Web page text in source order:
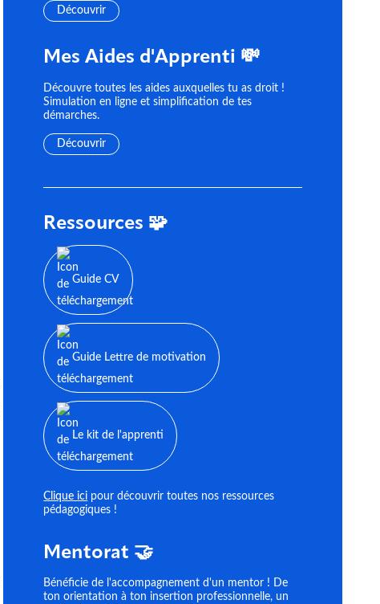
Découvrir
Mes Aides d'Apprenti 💸
Découvre toutes les aides auxquelles tu as droit !
Simulation en ligne et simplification de tes
démarches.
Découvrir
Ressources 🧩
Guide CV
Guide Lettre de motivation
Le kit de l'apprenti
Clique ici pour découvrir toutes nos ressources
pédagogiques !
Mentorat 🤝
Bénéficie de l'accompagnement d'un mentor ! De
ton orientation à ton insertion professionnelle, un